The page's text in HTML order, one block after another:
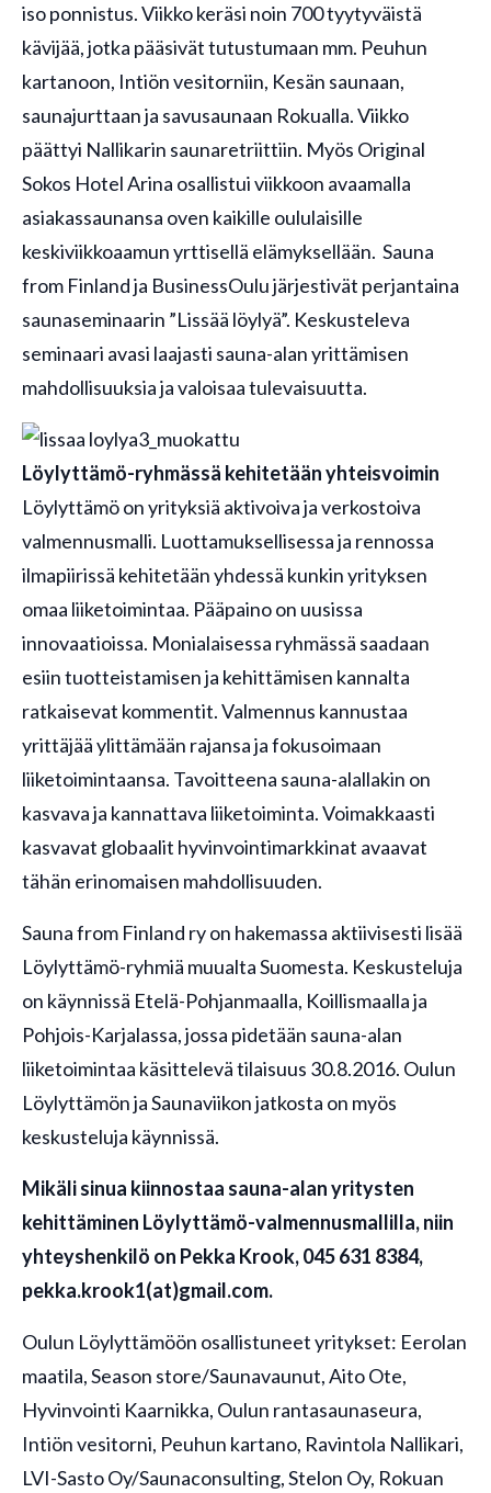
iso ponnistus. Viikko keräsi noin 700 tyytyväistä
kävijää, jotka pääsivät tutustumaan mm. Peuhun
kartanoon, Intiön vesitorniin, Kesän saunaan,
saunajurttaan ja savusaunaan Rokualla. Viikko
päättyi Nallikarin saunaretriittiin. Myös Original
Sokos Hotel Arina osallistui viikkoon avaamalla
asiakassaunansa oven kaikille oululaisille
keskiviikkoaamun yrttisellä elämyksellään. Sauna
from Finland ja BusinessOulu järjestivät perjantaina
saunaseminaarin ”Lissää löylyä”. Keskusteleva
seminaari avasi laajasti sauna-alan yrittämisen
mahdollisuuksia ja valoisaa tulevaisuutta.
Löylyttämö-ryhmässä kehitetään yhteisvoimin
Löylyttämö on yrityksiä aktivoiva ja verkostoiva
valmennusmalli. Luottamuksellisessa ja rennossa
ilmapiirissä kehitetään yhdessä kunkin yrityksen
omaa liiketoimintaa. Pääpaino on uusissa
innovaatioissa. Monialaisessa ryhmässä saadaan
esiin tuotteistamisen ja kehittämisen kannalta
ratkaisevat kommentit. Valmennus kannustaa
yrittäjää ylittämään rajansa ja fokusoimaan
liiketoimintaansa. Tavoitteena sauna-alallakin on
kasvava ja kannattava liiketoiminta. Voimakkaasti
kasvavat globaalit hyvinvointimarkkinat avaavat
tähän erinomaisen mahdollisuuden.
Sauna from Finland ry on hakemassa aktiivisesti lisää
Löylyttämö-ryhmiä muualta Suomesta. Keskusteluja
on käynnissä Etelä-Pohjanmaalla, Koillismaalla ja
Pohjois-Karjalassa, jossa pidetään sauna-alan
liiketoimintaa käsittelevä tilaisuus 30.8.2016. Oulun
Löylyttämön ja Saunaviikon jatkosta on myös
keskusteluja käynnissä.
Mikäli sinua kiinnostaa sauna-alan yritysten
kehittäminen Löylyttämö-valmennusmallilla, niin
yhteyshenkilö on Pekka Krook, 045 631 8384,
pekka.krook1(at)gmail.com.
Oulun Löylyttämöön osallistuneet yritykset: Eerolan
maatila, Season store/Saunavaunut, Aito Ote,
Hyvinvointi Kaarnikka, Oulun rantasaunaseura,
Intiön vesitorni, Peuhun kartano, Ravintola Nallikari,
LVI-Sasto Oy/Saunaconsulting, Stelon Oy, Rokuan